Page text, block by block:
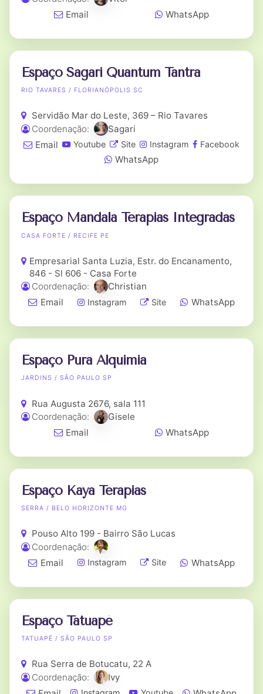
Email
WhatsApp
Espaço Sagari Quantum Tantra
RIO TAVARES / FLORIANÓPOLIS SC
Servidão Mar do Leste, 369 – Rio Tavares
Coordenação:
Sagari
Email
Youtube Site Instagram Facebook
WhatsApp
Espaço Mandala Terapias Integradas
CASA FORTE / RECIFE PE
Empresarial Santa Luzia, Estr. do Encanamento,
846 - Sl 606 - Casa Forte
Coordenação:
Christian
Email
Instagram Site WhatsApp
Espaço Pura Alquimia
JARDINS / SÃO PAULO SP
Rua Augusta 2676, sala 111
Coordenação:
Gisele
Email
WhatsApp
Espaço Kaya Terapias
SERRA / BELO HORIZONTE MG
Pouso Alto 199 - Bairro São Lucas
Coordenação:
Email
Instagram Site WhatsApp
Espaço Tatuapé
TATUAPÉ / SÃO PAULO SP
Rua Serra de Botucatu, 22 A
Coordenação:
Ivy